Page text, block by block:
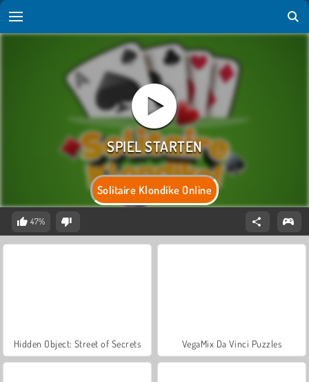
Solitaire Klondike Online
47%
Hidden Object: Street of Secrets VegaMix Da Vinci Puzzles